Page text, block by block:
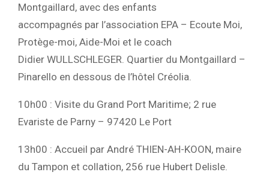
Montgaillard, avec des enfants
accompagnés par l’association EPA – Ecoute Moi,
Protège-moi, Aide-Moi et le coach
Didier WULLSCHLEGER. Quartier du Montgaillard –
Pinarello en dessous de l’hôtel Créolia.
10h00 : Visite du Grand Port Maritime; 2 rue
Evariste de Parny – 97420 Le Port
13h00 : Accueil par André THIEN-AH-KOON, maire
du Tampon et collation, 256 rue Hubert Delisle.